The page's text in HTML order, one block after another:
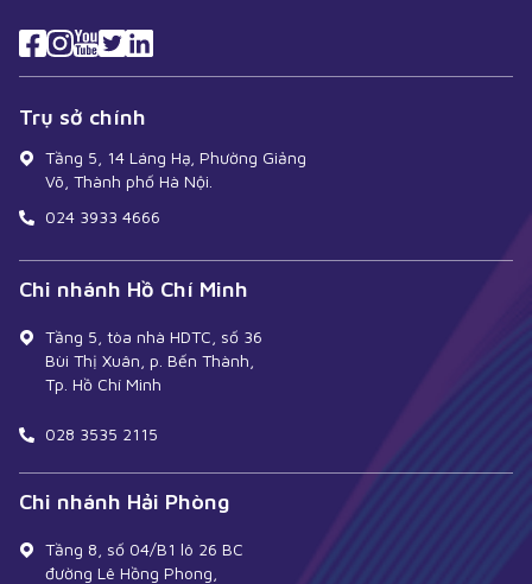
Trụ sở chính
Tầng 5, 14 Láng Hạ, Phường Giảng
Võ, Thành phố Hà Nội.
024 3933 4666
Chi nhánh Hồ Chí Minh
Tầng 5, tòa nhà HDTC, số 36
Bùi Thị Xuân, p. Bến Thành,
Tp. Hồ Chí Minh
028 3535 2115
Chi nhánh Hải Phòng
Tầng 8, số 04/B1 lô 26 BC
đường Lê Hồng Phong,